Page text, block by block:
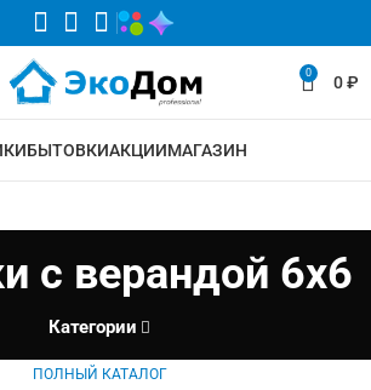
0 0₽
БЫТОВКИАКЦИИМАГАЗИН
с верандой 6х6
Категории
ПОЛНЫЙ КАТАЛОГ